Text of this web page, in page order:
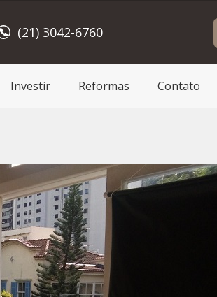
(21) 3042-6760
Investir Reformas Contato